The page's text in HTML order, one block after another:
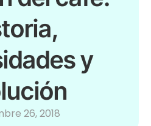
y
26, 2018